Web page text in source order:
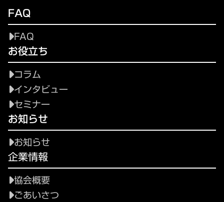
FAQ
FAQ
お役立ち
コラム
インタビュー
セミナー
お知らせ
お知らせ
企業情報
協会概要
ごあいさつ